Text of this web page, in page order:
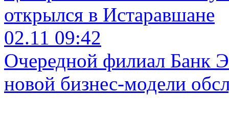
открылся в Истаравшане
02.11 09:42
Очередной филиал Банк
новой бизнес-модели